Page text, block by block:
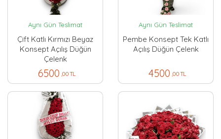
Aynı Gün Teslimat
Çift Katlı Kırmızı Beyaz
Konsept Açılış Düğün
Çelenk
6500 ,00 TL
Aynı Gün Teslimat
Pembe Konsept Tek Katlı
Açılış Düğün Çelenk
4500 ,00 TL